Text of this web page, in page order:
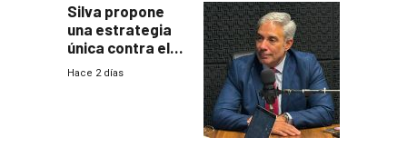
Silva propone
una estrategia
única contra el
narcotráfico y
Hace 2 días